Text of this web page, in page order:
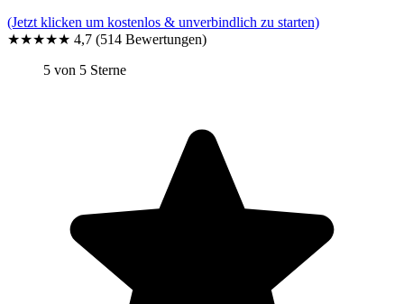
(Jetzt klicken um kostenlos & unverbindlich zu starten)
★★★★★ 4,7 (514 Bewertungen)
5 von 5 Sterne